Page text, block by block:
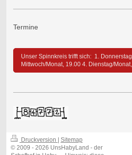
Termine
Unser Spinnkreis trifft sich: 1.
Mittwoch/Monat, 19.00 4. Dienstag/
Druckversion | Sitemap
© 2009 - 2026 UnsHabyLand - der